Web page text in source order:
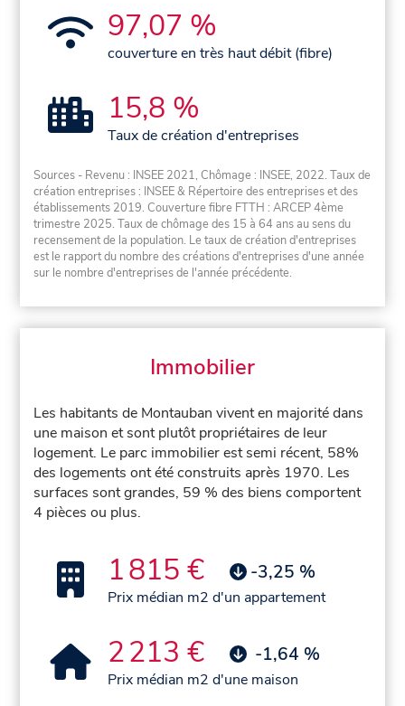
97,07 %
couverture en très haut débit (fibre)
15,8 %
Taux de création d'entreprises
Sources - Revenu : INSEE 2021, Chômage : INSEE, 2022. Taux de
création entreprises : INSEE & Répertoire des entreprises et des
établissements 2019. Couverture fibre FTTH : ARCEP 4ème
trimestre 2025. Taux de chômage des 15 à 64 ans au sens du
recensement de la population. Le taux de création d'entreprises
est le rapport du nombre des créations d'entreprises d'une année
sur le nombre d'entreprises de l'année précédente.
Immobilier
Les habitants de Montauban vivent en majorité dans
une maison et sont plutôt propriétaires de leur
logement. Le parc immobilier est semi récent, 58%
des logements ont été construits après 1970. Les
surfaces sont grandes, 59 % des biens comportent
4 pièces ou plus.
1 815 € -3,25 %
Prix médian m2 d'un appartement
2 213 € -1,64 %
Prix médian m2 d'une maison